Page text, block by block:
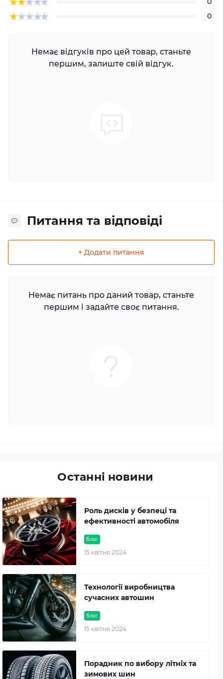
0
Немає відгуків про цей товар, станьте
першим, залиште свій відгук.
Питання та відповіді
+ Додати питання
Немає питань про даний товар, станьте
першим і задайте своє питання.
Останні новини
блог
15 квітня 2024
Роль дисків у безпеці та
ефективності автомобіля
блог
15 квітня 2024
Технології виробництва
сучасних автошин
Порадник по вибору літніх та
зимових шин